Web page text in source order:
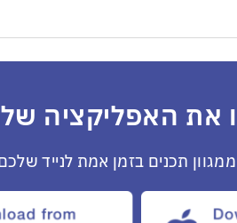
את האפליקציה
ממגוון תכנים בזמן אמת לנייד